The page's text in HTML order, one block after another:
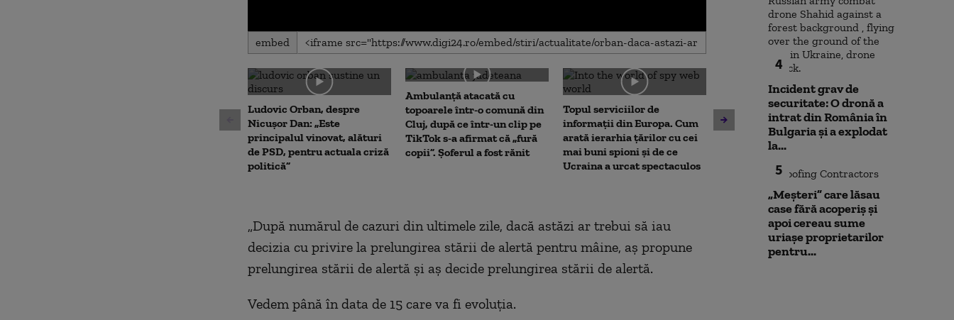
0
seconds
0
secondsVolume
90%
embed
Ludovic Orban, despre
Nicușor Dan: „Este
principalul vinovat, alături
de PSD, pentru actuala criză
politică”
Ambulanţă atacată cu
topoarele într-o comună din
Cluj, după ce într-un clip pe
TikTok s-a afirmat că „fură
copii”. Șoferul a fost rănit
Topul serviciilor de
informații din Europa. Cum
arată ierarhia țărilor cu cei
mai buni spioni și de ce
Ucraina a urcat spectaculos
Alexandru Nazare
avertizează că „riscurile
rămân ridicate” după
rapoartele Fitch și Moody’s:
„Nu a fost o perioadă simplă”
Când se vor
centralei de la
„După numărul de cazuri din ultimele zile, dacă astăzi ar trebui să iau
decizia cu privire la prelungirea stării de alertă pentru mâine, aş propune
prelungirea stării de alertă şi aş decide prelungirea stării de alertă.
Vedem până în data de 15 care va fi evoluţia.
4
Incident grav de
securitate: O dronă a
intrat din România în
Bulgaria şi a explodat
la...
5
„Meșteri” care lăsau
case fără acoperiș și
apoi cereau sume
uriașe proprietarilor
pentru...